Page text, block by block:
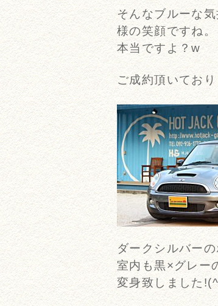
そんなブルーな
様の笑顔ですね。
本当ですよ？w
ご成約頂いてお
ダークシルバー
室内も黒×グレー
変身致しました